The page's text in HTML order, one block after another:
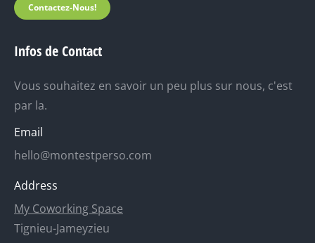
Contactez-Nous!
Infos de Contact
Vous souhaitez en savoir un peu plus sur nous, c'est
par la.
Email
hello@montestperso.com
Address
My Coworking Space
Tignieu-Jameyzieu